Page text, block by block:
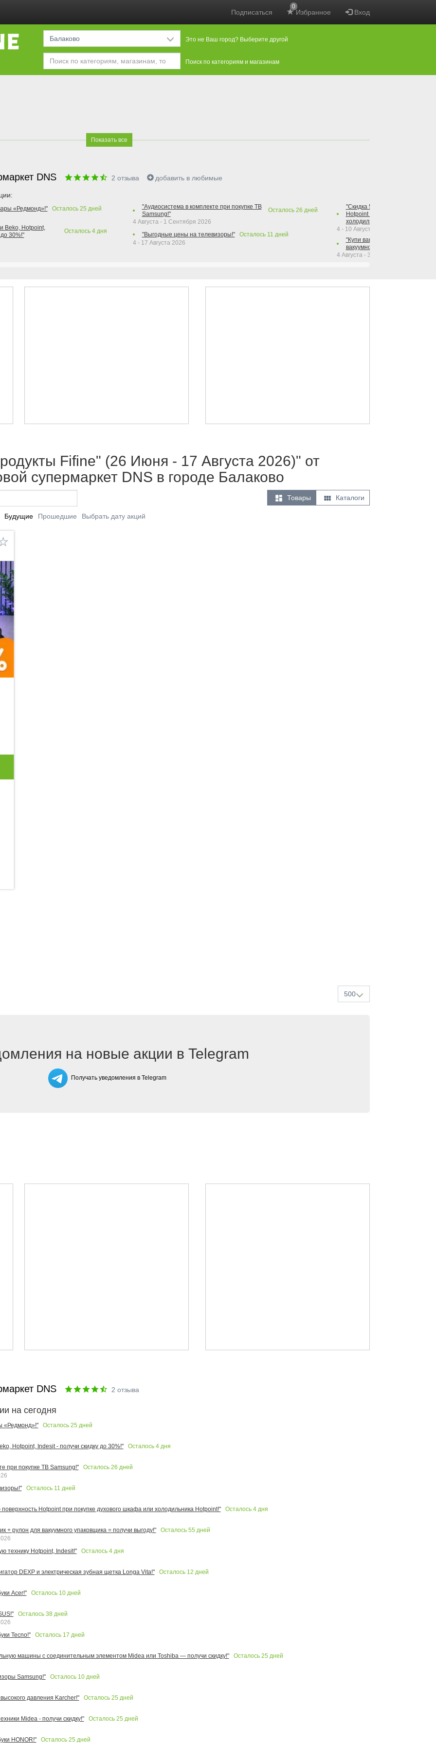
Подписаться Избранное
0
Вход
Балаково Это не Ваш город? Выберите другой
Поиск по категориям и магазинам
Показать все
DNS 2 отзыва добавить в любимые
«Редмонд»!" Осталось 25 дней
Beko, Hotpoint,
30%!"
Осталось 4дня
"Аудиосистема в комплекте при покупке ТВ
Samsung!"
Осталось 26 дней
4 Августа - 1 Сентября 2026
"Выгодные цены на телевизоры!"
Осталось 11 дней
4 - 17 Августа 2026
"Скидка 50% на варочную
Hotpoint при покупке духового
холодильника Hotpoint!"
4 - 10 Августа 2026
"Купи вакуумный упаковщик +
вакуумного упаковщика =
4 Августа - 30 Сентября 2026
Fifine" (26 Июня - 17 Августа 2026)" от
супермаркет DNS в городе Балаково
 Товары  Каталоги
Будущие Прошедшие Выбрать дату акций
500
на новые акции в Telegram
Получать уведомления в Telegram
DNS 2 отзыва
на сегодня
«Редмонд»!" Осталось 25 дней
Hotpoint, Indesit - получи скидку до 30%!" Осталось 4дня
при покупке ТВ Samsung!" Осталось 26 дней
Осталось 11 дней
Hotpoint при покупке духового шкафа или холодильника Hotpoint!" Осталось 4дня
+ рулон для вакуумного упаковщика = получи выгоду!" Осталось 55 дней
технику Hotpoint, Indesit!"
Осталось 4дня
DEXP и электрическая зубная щетка Longa Vita!" Осталось 12 дней
Acer!" Осталось 10дней
Осталось 38дней
Tecno!"
Осталось 17 дней
машины с соединительным элементом Midea или Toshiba — получи скидку!" Осталось 25 дней
Samsung!" Осталось 10дней
давления Karcher!" Осталось 25 дней
Midea - получи скидку!" Осталось 25 дней
HONOR!" Осталось 25 дней